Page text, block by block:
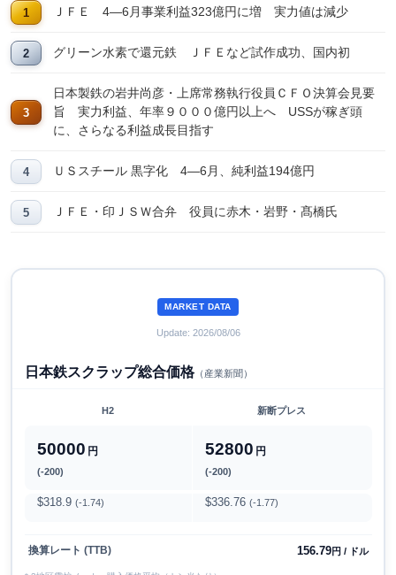
ＪＦＥ 4―6月事業利益323億円に増 実力値は減少
グリーン水素で還元鉄 ＪＦＥなど試作成功、国内初
日本製鉄の岩井尚彦・上席常務執行役員ＣＦＯ決算会見要
旨 実力利益、年率９０００億円以上へ USSが稼ぎ頭
に、さらなる利益成長目指す
ＵＳスチール 黒字化 4―6月、純利益194億円
ＪＦＥ・印ＪＳＷ合弁 役員に赤木・岩野・髙橋氏
MARKET DATA
Update: 2026/08/06
日本鉄スクラップ総合価格（産業新聞）
H2 新断プレス
50000 円
(-200)
52800 円
(-200)
$318.9 (-1.74) $336.76 (-1.77)
換算レート (TTB) 156.79円 / ドル